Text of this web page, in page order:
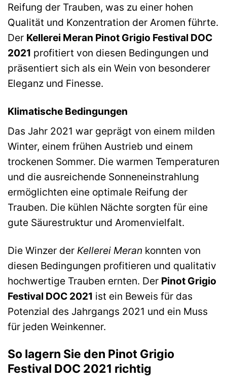
Reifung der Trauben, was zu einer hohen
Qualität und Konzentration der Aromen führte.
Der Kellerei Meran Pinot Grigio Festival DOC
2021 profitiert von diesen Bedingungen und
präsentiert sich als ein Wein von besonderer
Eleganz und Finesse.
Klimatische Bedingungen
Das Jahr 2021 war geprägt von einem milden
Winter, einem frühen Austrieb und einem
trockenen Sommer. Die warmen Temperaturen
und die ausreichende Sonneneinstrahlung
ermöglichten eine optimale Reifung der
Trauben. Die kühlen Nächte sorgten für eine
gute Säurestruktur und Aromenvielfalt.
Die Winzer der Kellerei Meran konnten von
diesen Bedingungen profitieren und qualitativ
hochwertige Trauben ernten. Der Pinot Grigio
Festival DOC 2021 ist ein Beweis für das
Potenzial des Jahrgangs 2021 und ein Muss
für jeden Weinkenner.
So lagern Sie den Pinot Grigio
Festival DOC 2021 richtig